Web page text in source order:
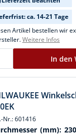
ca. 14-21 Tage
Artikel bestellen wir
Weitere Infos
In den
Nr.: 601416
(mm): 230